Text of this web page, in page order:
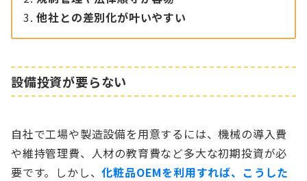
他社との差別化が叶いやすい
設備投資が要らない
自社で工場や製造設備を用意するには、機械の導入費
や維持管理費、人材の教育費など多大な初期投資が必
要です。しかし、化粧品OEMを利用すれば、こうした